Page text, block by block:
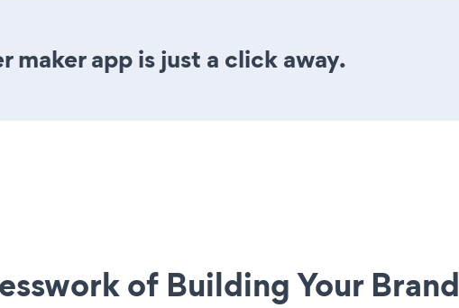
maker app is just a click away.
of Building Your Brand